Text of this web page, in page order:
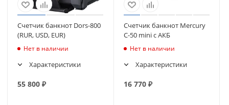
Счетчик банкнот Dors-800
(RUR, USD, EUR)
Нет в наличии
Характеристики
55 800 ₽
Счетчик банкнот Mercury
C-50 mini с АКБ
Нет в наличии
Характеристики
16 770₽